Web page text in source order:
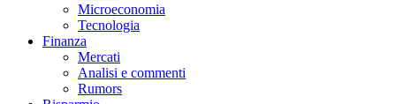
Microeconomia
Tecnologia
Finanza
Mercati
Analisi e commenti
Rumors